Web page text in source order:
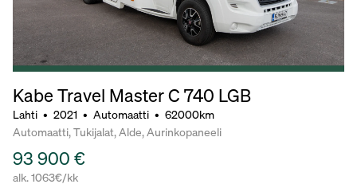
Kabe Travel Master C 740 LGB
Lahti • 2021 • Automaatti • 62000km
Automaatti, Tukijalat, Alde, Aurinkopaneeli
93 900 €
alk. 1063€/kk